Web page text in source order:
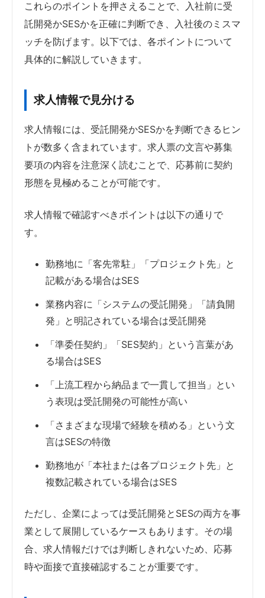
これらのポイントを押さえることで、入社前に受
託開発かSESかを正確に判断でき、入社後のミスマ
ッチを防げます。以下では、各ポイントについて
具体的に解説していきます。
求人情報で見分ける
求人情報には、受託開発かSESかを判断できるヒン
トが数多く含まれています。求人票の文言や募集
要項の内容を注意深く読むことで、応募前に契約
形態を見極めることが可能です。
求人情報で確認すべきポイントは以下の通りで
す。
勤務地に「客先常駐」「プロジェクト先」と
記載がある場合はSES
業務内容に「システムの受託開発」「請負開
発」と明記されている場合は受託開発
「準委任契約」「SES契約」という言葉があ
る場合はSES
「上流工程から納品まで一貫して担当」とい
う表現は受託開発の可能性が高い
「さまざまな現場で経験を積める」という文
言はSESの特徴
勤務地が「本社または各プロジェクト先」と
複数記載されている場合はSES
ただし、企業によっては受託開発とSESの両方を事
業として展開しているケースもあります。その場
合、求人情報だけでは判断しきれないため、応募
時や面接で直接確認することが重要です。